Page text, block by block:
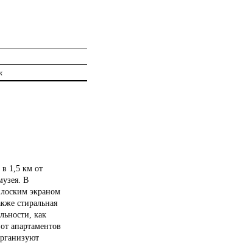
в 1,5 км от
В
экраном
стиральная
как
апартаментов